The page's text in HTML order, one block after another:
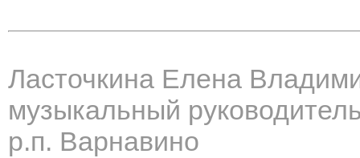
Ласточкина Елена
музыкальный
р.п. Варнавино